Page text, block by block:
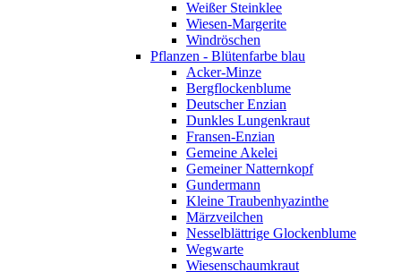
Weißer Steinklee
Wiesen-Margerite
Windröschen
Pflanzen - Blütenfarbe blau
Acker-Minze
Bergflockenblume
Deutscher Enzian
Dunkles Lungenkraut
Fransen-Enzian
Gemeine Akelei
Gemeiner Natternkopf
Gundermann
Kleine Traubenhyazinthe
Märzveilchen
Nesselblättrige Glockenblume
Wegwarte
Wiesenschaumkraut